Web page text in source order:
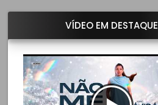
VÍDEO EM DESTAQUE